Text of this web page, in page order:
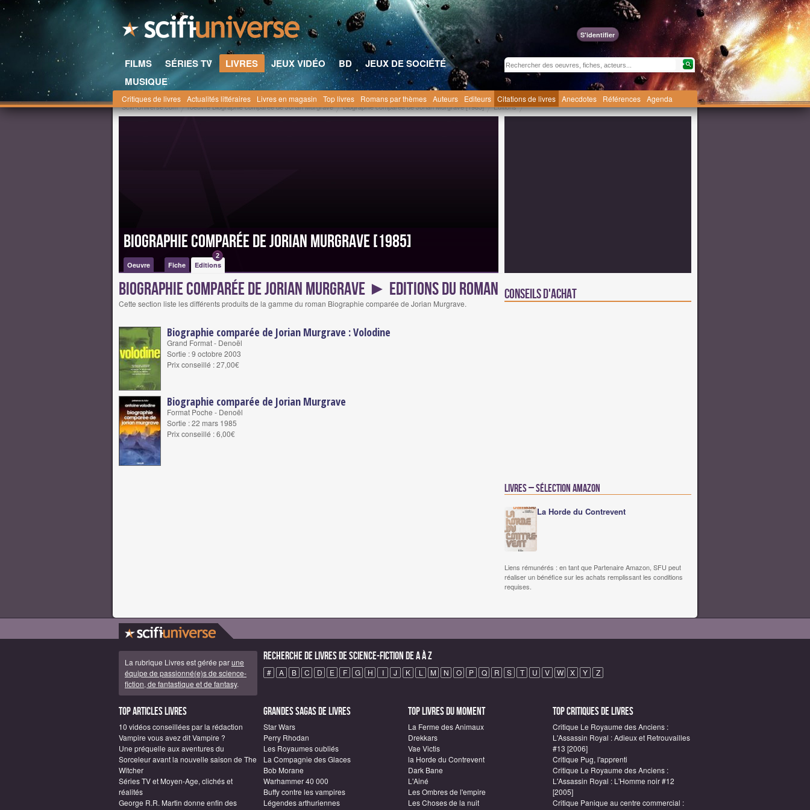
S'identifier
FILMS SÉRIES TV LIVRES JEUX VIDÉO BD
JEUX DE SOCIÉTÉ
MUSIQUE
Critiques de livres Actualités littéraires Livres en magasin Top livres Romans par thèmes Auteurs Editeurs Citations de livres Anecdotes Références Agenda
Scifi-Universe.com l'oeuvre Biographie comparée de Jorian Murgrave Biographie comparée de Jorian Murgrave [1985] Editions
Biographie comparée de Jorian Murgrave [1985]
Oeuvre Fiche Editions
2
Biographie comparée de Jorian Murgrave ► Editions du roman
Cette section liste les différents produits de la gamme du roman Biographie comparée de Jorian Murgrave.
Biographie comparée de Jorian Murgrave : Volodine
Grand Format - Denoël
Sortie : 9 octobre 2003
Prix conseillé : 27,00€
Biographie comparée de Jorian Murgrave
Format Poche - Denoël
Sortie : 22 mars 1985
Prix conseillé : 6,00€
Conseils d'achat
Livres – Sélection Amazon
La Horde du Contrevent
Liens rémunérés : en tant que Partenaire Amazon, SFU peut
réaliser un bénéfice sur les achats remplissant les conditions
requises.
La rubrique Livres est gérée parune
équipe de passionné(e)s de science-
fiction, de fantastique et de fantasy.
Recherche de Livres de science-fiction de A à Z
# A B C D E F G H I J K L M N O P Q R S T U V W X Y Z
Top articles Livres
10 vidéos conseillées par la rédaction
Vampire vous avez dit Vampire ?
Une préquelle aux aventures du
Sorceleur avant la nouvelle saison de The
Witcher
Séries TV et Moyen-Age, clichés et
réalités
George R.R. Martin donne enfin des
Grandes sagas de Livres
Star Wars
Perry Rhodan
Les Royaumes oubliés
La Compagnie des Glaces
Bob Morane
Warhammer 40 000
Buffy contre les vampires
Légendes arthuriennes
Top Livres du moment
La Ferme des Animaux
Drekkars
Vae Victis
la Horde du Contrevent
Dark Bane
L'Ainé
Les Ombres de l'empire
Les Choses de la nuit
Top critiques de Livres
Critique Le Royaume des Anciens :
L'Assassin Royal : Adieux et Retrouvailles
#13 [2006]
Critique Pug, l'apprenti
Critique Le Royaume des Anciens :
L'Assassin Royal : L'Homme noir #12
[2005]
Critique Panique au centre commercial :